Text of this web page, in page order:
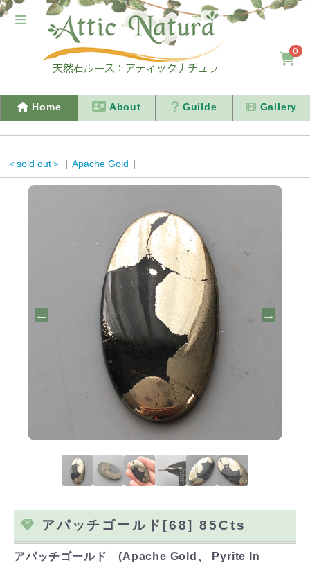
0
Home About Guilde Gallery
＜sold out＞ | Apache Gold |
アパッチゴールド[68] 85Cts
アパッチゴールド (Apache Gold、 Pyrite In